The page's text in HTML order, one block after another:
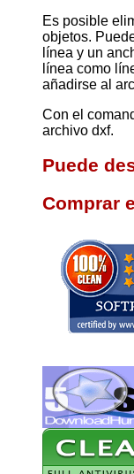
Es posible
objetos.
línea y un
línea como
añadirse al
Con el
archivo dxf.
Puede
Comprar